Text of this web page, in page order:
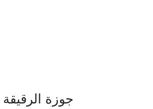
Maniguette جوزة الرقيقة